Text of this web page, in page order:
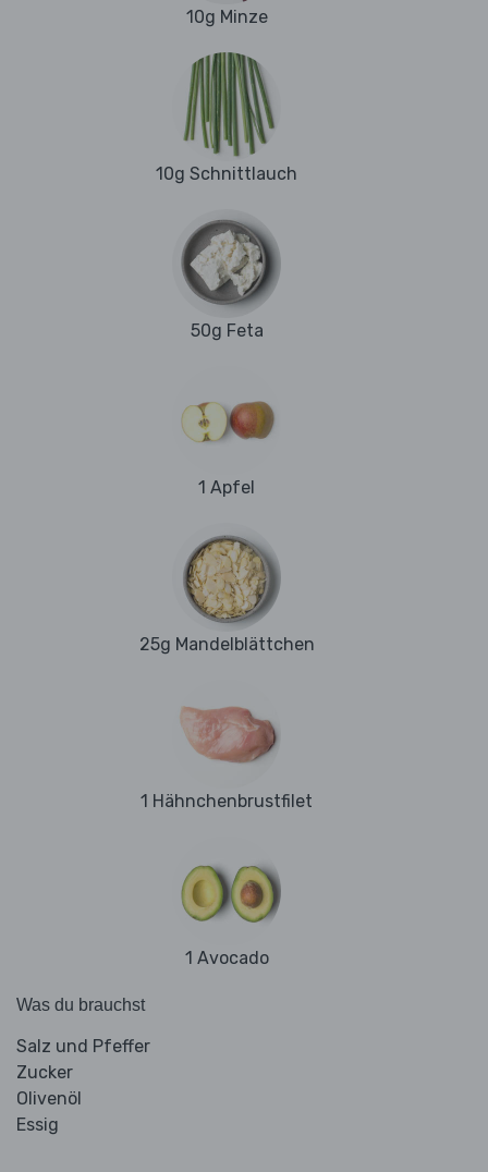
10g Minze
10g Schnittlauch
50g Feta
1 Apfel
25g Mandelblättchen
1 Hähnchenbrustfilet
1 Avocado
Was du brauchst
Salz und Pfeffer
Zucker
Olivenöl
Essig